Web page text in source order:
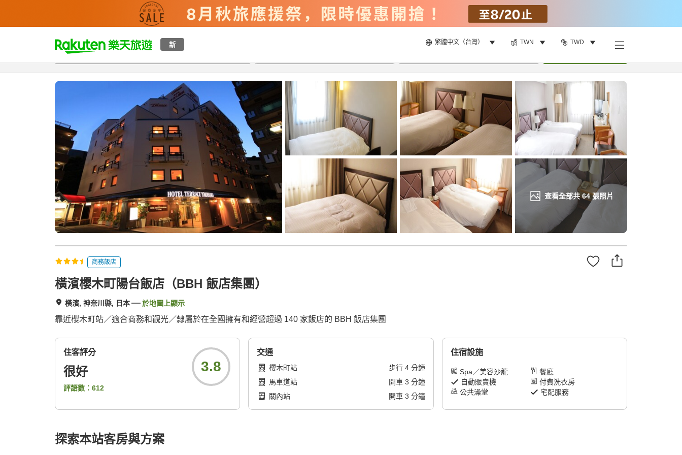
新 繁體中文（台灣） TWN TWD
t
p
a
s
a
r
c
查看全部共64張照片
總覽客房與方案評語特點設施
商務飯店
橫濱櫻木町陽台飯店（BBH 飯店集團）
橫濱, 神奈川縣, 日本 於地圖上顯示
靠近櫻木町站／適合商務和觀光／隸屬於在全國擁有和經營超過 140 家飯店的 BBH 飯店集團
住客評分
很好
評語數： 612
3.8
交通
櫻木町站 步行 4分鐘
馬車道站
開車 3 分鐘
關內站
開車 3 分鐘
住宿設施
Spa／美容沙龍
餐廳
自動販賣機
付費洗衣房
公共澡堂
宅配服務
探索本站客房與方案